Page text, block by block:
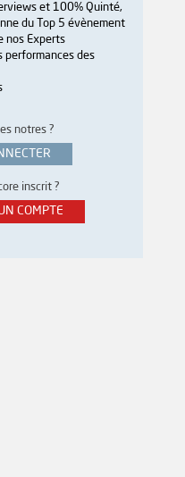
et 100% Quinté,
du Top 5 évènement
nos Experts
performances des
notres ?
inscrit ?
COMPTE